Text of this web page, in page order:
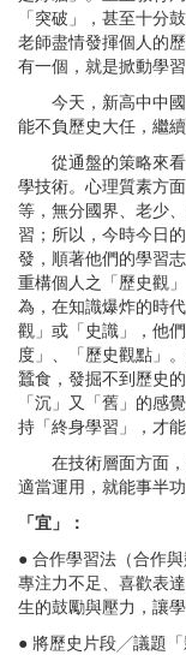
「突破」，甚至十分
老師盡情發揮個人的
有一個，就是掀動學
今天，新高中中
能不負歷史大任，繼
從通盤的策略來
學技術。心理質素方
等，無分國界、老少
習；所以，今時今日
發，順著他們的學習
重構個人之「歷史觀
為，在知識爆炸的時
觀」或「史識」，他
度」、「歷史觀點」
蠶食，發掘不到歷史
「沉」又「舊」的感
持「終身學習」，才
在技術層面方面
適當運用，就能事半功
「宜」：
● 合作學習法（合作
專注力不足、喜歡表
生的鼓勵與壓力，讓
● 將歷史片段╱議題「